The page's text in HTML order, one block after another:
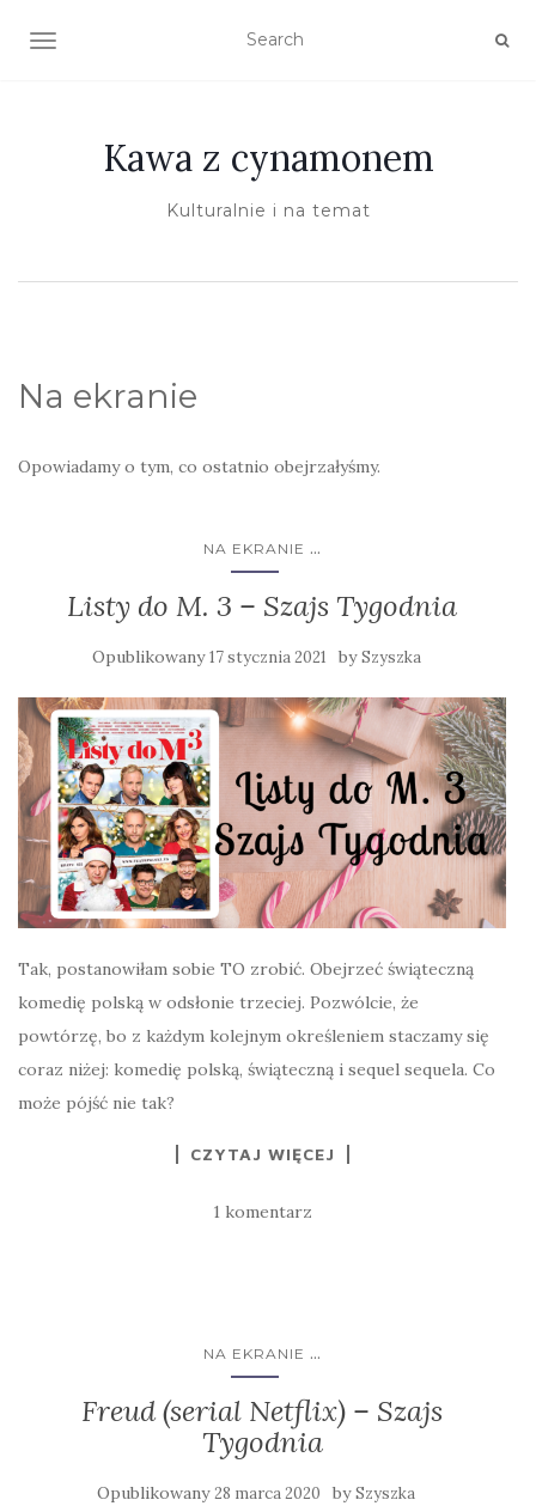
TOGGLE NAVIGATION
Kawa z cynamonem
Kulturalnie i na temat
Na ekranie
Opowiadamy o tym, co ostatnio obejrzałyśmy.
NA EKRANIE ...
Listy do M. 3 – Szajs Tygodnia
Opublikowany17 stycznia 2021 bySzyszka
Tak, postanowiłam sobie TO zrobić. Obejrzeć świąteczną
komedię polską w odsłonie trzeciej. Pozwólcie, że
powtórzę, bo z każdym kolejnym określeniem staczamy się
coraz niżej: komedię polską, świąteczną i sequel sequela. Co
może pójść nie tak?
CZYTAJ WIĘCEJ
1 komentarz
NA EKRANIE ...
Freud (serial Netflix) – Szajs
Tygodnia
Opublikowany28 marca 2020 bySzyszka